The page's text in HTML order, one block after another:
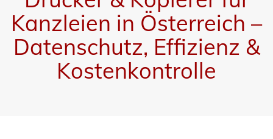
Kanzleien in Österreich –
Datenschutz, Effizienz &
Kostenkontrolle